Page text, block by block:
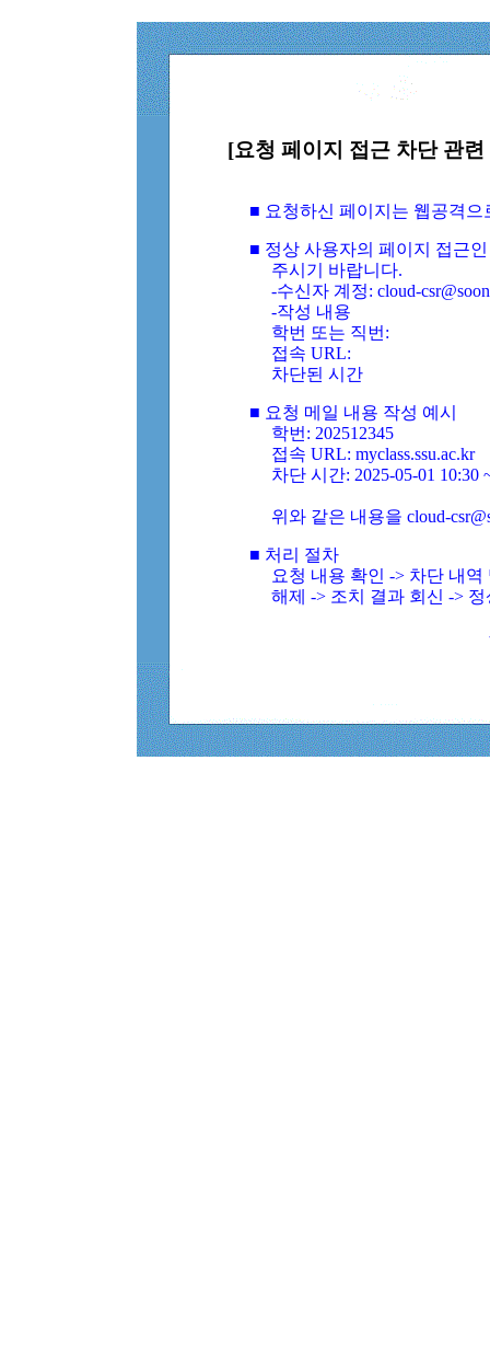
[요청 페이지 접근 차단 관
■ 요청하신 페이지는 웹공격
■ 정상 사용자의 페이지 접근
주시기 바랍니다.
-수신자 계정: cloud-
-작성 내용
학번 또는 직번:
접속 URL:
차단된 시간
■ 요청 메일 내용 작성 예시
학번: 202512345
접속 URL: myclass.ssu.ac.kr
차단 시간: 2025-05-01 10:30
위와 같은 내용을 cloud-
■ 처리 절차
요청 내용 확인 -> 차단 내
해제 -> 조치 결과 회신 ->